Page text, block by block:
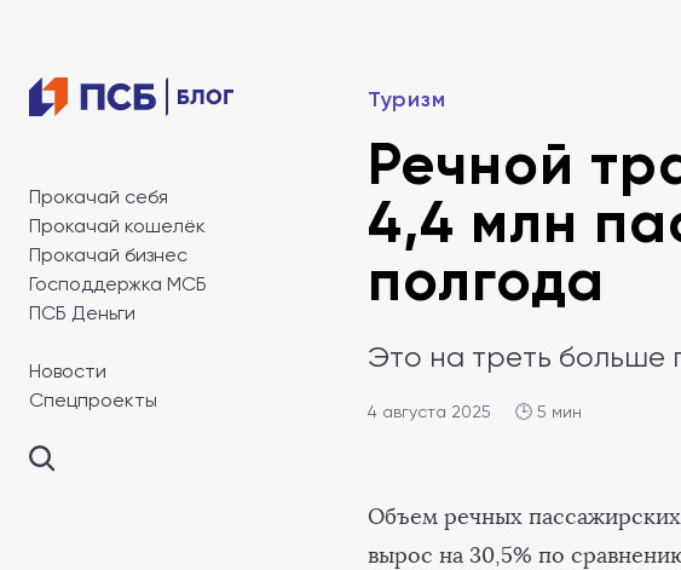
Прокачай себя
Прокачай кошелёк
Прокачай бизнес
Господдержка МСБ
ПСБ Деньги
Новости
Спецпроекты
Туризм
Речной
4,4 млн
полгода
Это на треть
4 августа 2025 🕒 5 мин
Объем речных пассажирских
вырос на 30,5% по